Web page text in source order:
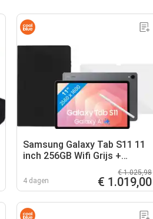
Samsung Galaxy Tab S11 11
inch 256GB Wifi Grijs +
4 dagen
€ 1.025,98
€ 1.019,00